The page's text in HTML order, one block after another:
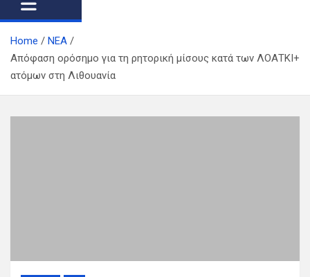
Home
ΝΕΑ
Απόφαση ορόσημο για τη ρητορική μίσους κατά των ΛΟΑΤΚΙ+
ατόμων στη Λιθουανία